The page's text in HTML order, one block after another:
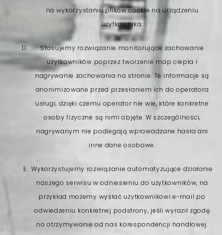
na wykorzystaniu plików cookie na urządzeniu
użytkownika.
Stosujemy rozwiązanie monitorujące zachowanie
użytkowników poprzez tworzenie map ciepła i
nagrywanie zachowania na stronie. Te informacje są
anonimizowane przed przesłaniem ich do operatora
usługi, dzięki czemu operator nie wie, które konkretne
osoby fizyczne są nimi objęte. W szczególności,
nagrywanym nie podlegają wprowadzane hasła ani
inne dane osobowe.
Wykorzystujemy rozwiązanie automatyzujące działanie
naszego serwisu w odniesieniu do użytkowników, na
przykład możemy wysłać użytkownikowi e-mail po
odwiedzeniu konkretnej podstrony, jeśli wyraził zgodę
na otrzymywanie od nas korespondencji handlowej.